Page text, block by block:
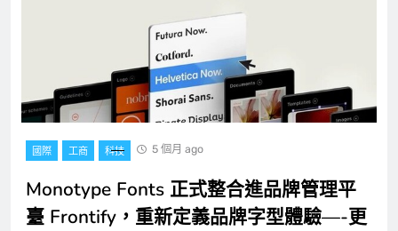
國際 工商 科技 5 個月 ago
Monotype Fonts 正式整合進品牌管理平
臺 Frontify，重新定義品牌字型體驗—-更